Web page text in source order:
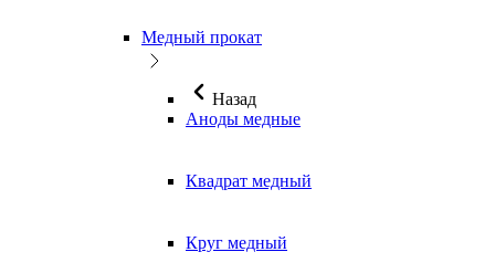
Медный прокат
Назад
Аноды медные
Квадрат медный
Круг медный